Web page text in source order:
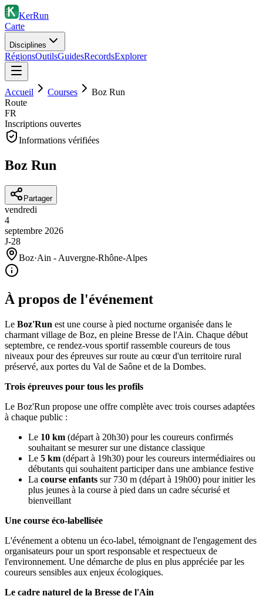
KerRun
Carte
Disciplines
RégionsOutilsGuidesRecordsExplorer
Accueil Courses
Boz Run
Route
FR
Inscriptions ouvertes
Informations vérifiées
Boz Run
Partager
vendredi
4
septembre 2026
J-28
Boz·Ain - Auvergne-Rhône-Alpes
À propos de l'événement
Le Boz'Run est une course à pied nocturne organisée dans le
charmant village de Boz, en pleine Bresse de l'Ain. Chaque début
septembre, ce rendez-vous sportif rassemble coureurs de tous
niveaux pour des épreuves sur route au cœur d'un territoire rural
préservé, aux portes du Val de Saône et de la Dombes.
Trois épreuves pour tous les profils
Le Boz'Run propose une offre complète avec trois courses adaptées
à chaque public :
Le 10 km (départ à 20h30) pour les coureurs confirmés
souhaitant se mesurer sur une distance classique
Le 5 km (départ à 19h30) pour les coureurs intermédiaires ou
débutants qui souhaitent participer dans une ambiance festive
La course enfants sur 730 m (départ à 19h00) pour initier les
plus jeunes à la course à pied dans un cadre sécurisé et
bienveillant
Une course éco-labellisée
L'événement a obtenu un éco-label, témoignant de l'engagement des
organisateurs pour un sport responsable et respectueux de
l'environnement. Une démarche de plus en plus appréciée par les
coureurs sensibles aux enjeux écologiques.
Le cadre naturel de la Bresse de l'Ain